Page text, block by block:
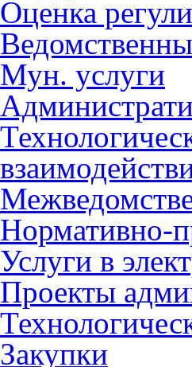
Оценка
Мун. услуги
Нормативно-
Услуги в
Проекты
Закупки